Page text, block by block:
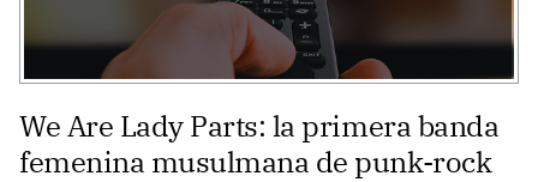
We Are Lady Parts: la primera banda
femenina musulmana de punk-rock